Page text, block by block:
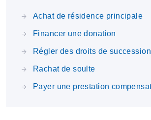
Achat de résidence principale
Financer une donation
Régler des droits de succession
Rachat de soulte
Payer une prestation